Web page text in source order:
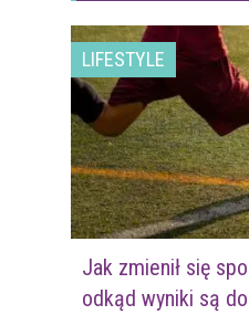
LIFESTYLE
Jak zmienił się
odkąd wyniki są